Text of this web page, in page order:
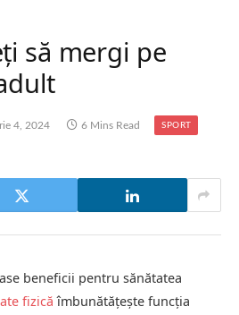
să mergi pe
4, 2024 6 Mins Read SPORT
beneficii pentru sănătatea
fizică îmbunătățește funcția